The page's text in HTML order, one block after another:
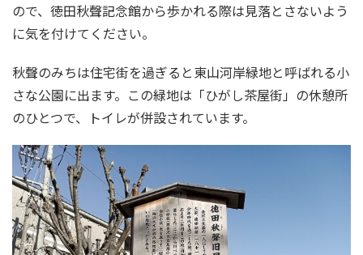
ので、徳田秋聲記念館から歩かれる際は見落とさないよう
に気を付けてください。
秋聲のみちは住宅街を過ぎると東山河岸緑地と呼ばれる小
さな公園に出ます。この緑地は「ひがし茶屋街」の休憩所
のひとつで、トイレが併設されています。